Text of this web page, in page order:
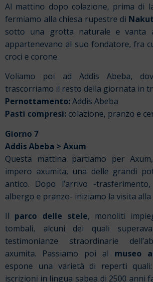
Al mattino dopo colazione, prima di
fermiamo alla chiesa rupestre di
sotto una grotta naturale e vanta
appartenevano al suo fondatore, fra
croci e corone.
Voliamo poi ad Addis Abeba,
trascorriamo il resto della giornata in
Pernottamento:Addis Abeba
Pasti compresi: colazione, pranzo e
Giorno 7
Addis Abeba > Axum
Questa mattina partiamo per
impero axumita, una delle grandi
antico. Dopo l’arrivo -
albergo e pranzo- iniziamo la visita alla
Il parco delle stele, monoliti
tombali, alcuni dei quali
testimonianze straordinarie
axumita. Passiamo poi al museo
espone una varietà di reperti
iscrizioni in lingua sabea di 2500 anni